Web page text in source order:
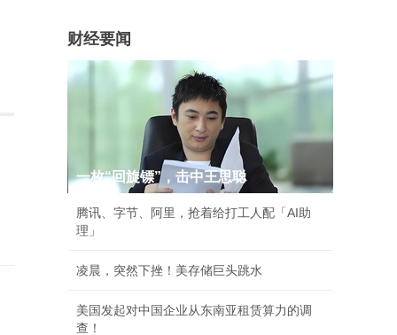
财经要闻
一枚“回旋镖”，击中王思聪
腾讯、字节、阿里，抢着给打工人配「AI助
理」
凌晨，突然下挫！美存储巨头跳水
美国发起对中国企业从东南亚租赁算力的调
查！